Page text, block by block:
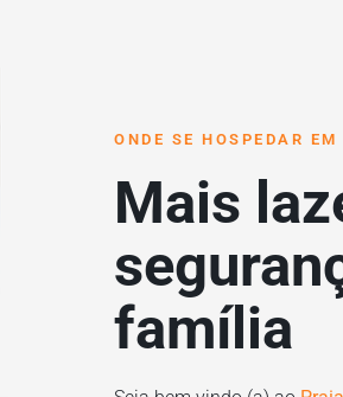
ONDE SE HOSPEDAR
Mais
família